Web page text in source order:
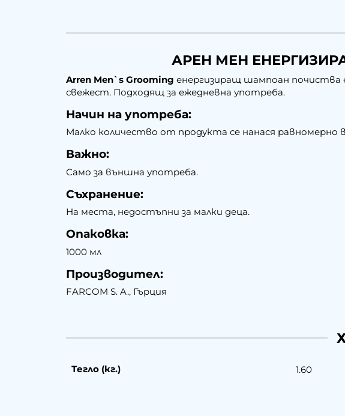
АРЕН МЕН
Arren Men`s Grooming енергизиращ шампоан почиства
свежест. Подходящ за ежедневна употреба.
Начин на употреба:
Малко количество от продукта се нанася равномерно
Важно:
Само за външна употреба.
Съхранение:
На места, недостъпни за малки деца.
Опаковка:
1000 мл
Производител:
FARCOM S. A., Гърция
Тегло (кг.) 1.60